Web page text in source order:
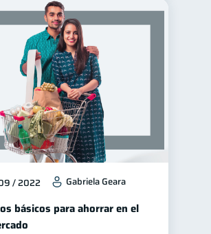
/ 2022 Gabriela Geara
básicos para ahorrar en el